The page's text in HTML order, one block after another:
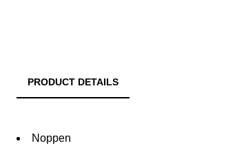
PRODUCT DETAILS
Noppen